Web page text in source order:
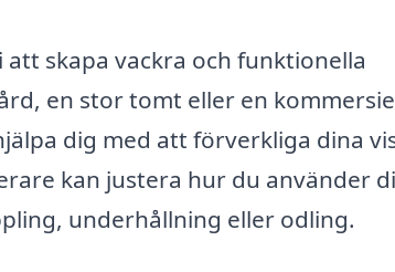
skapa vackra och funktionella
en stor tomt eller en
dig med att förverkliga dina
kan justera hur du använder
underhållning eller odling.